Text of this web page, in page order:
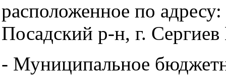
расположенное по
Посадский р-н, г.
- Муниципальное